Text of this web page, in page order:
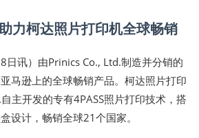
力柯达照片打印机全球畅销
日讯）由Prinics Co., Ltd.制造并分销的
马逊上的全球畅销产品。柯达照片打印
主开发的专有4PASS照片打印技术，搭
设计，畅销全球21个国家。